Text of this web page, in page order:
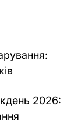
2026: